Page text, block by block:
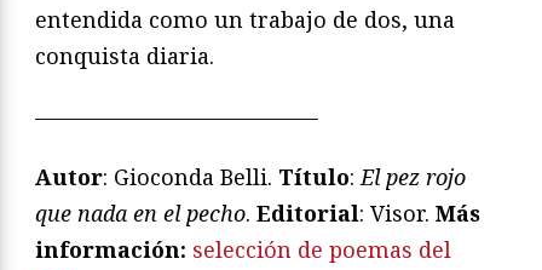
entendida como un trabajo de dos, una
conquista diaria.
—————————————
Autor: Gioconda Belli. Título:El pez rojo
que nada en el pecho. Editorial: Visor. Más
información: selección de poemas del